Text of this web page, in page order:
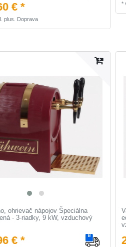
€ *
plus. Doprava
*
ohrievač nápojov Špeciálna
- 3-riadky, 9 kW, vzduchový
€ *